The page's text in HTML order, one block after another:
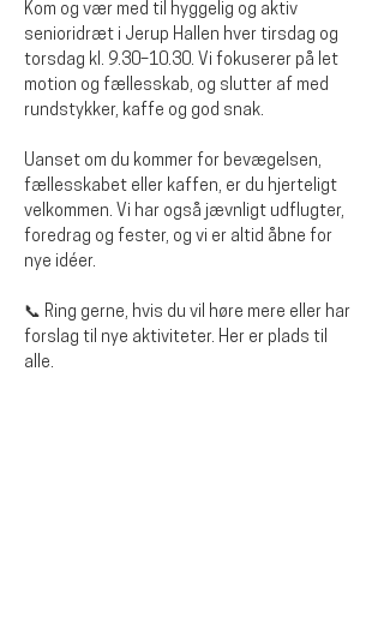
Kom og vær med til hyggelig og aktiv
senioridræt i Jerup Hallen hver tirsdag og
torsdag kl. 9.30–10.30. Vi fokuserer på let
motion og fællesskab, og slutter af med
rundstykker, kaffe og god snak.
Uanset om du kommer for bevægelsen,
fællesskabet eller kaffen, er du hjerteligt
velkommen. Vi har også jævnligt udflugter,
foredrag og fester, og vi er altid åbne for
nye idéer.
📞 Ring gerne, hvis du vil høre mere eller har
forslag til nye aktiviteter. Her er plads til
alle.